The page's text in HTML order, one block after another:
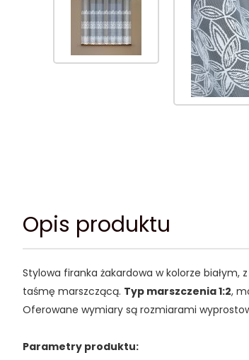
Opis produktu
Stylowa firanka żakardowa w kolorze
taśmę marszczącą. Typ marszczenia 1:2,
Oferowane wymiary są rozmiarami
Parametry produktu: